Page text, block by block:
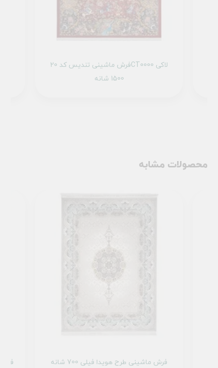
فرش ماشینی تندیس کد 20CT0000 لاکی
1500 شانه
محصولات مشابه
فرش فرش ماشینی طرح هویدا فیلی 700 شانه